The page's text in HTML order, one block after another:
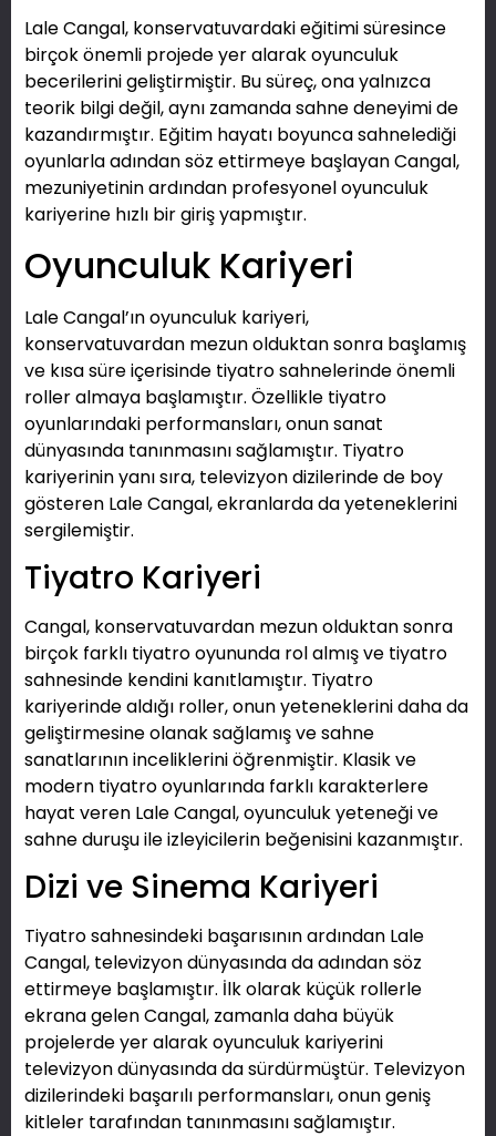
Lale Cangal, konservatuvardaki eğitimi süresince
birçok önemli projede yer alarak oyunculuk
becerilerini geliştirmiştir. Bu süreç, ona yalnızca
teorik bilgi değil, aynı zamanda sahne deneyimi de
kazandırmıştır. Eğitim hayatı boyunca sahnelediği
oyunlarla adından söz ettirmeye başlayan Cangal,
mezuniyetinin ardından profesyonel oyunculuk
kariyerine hızlı bir giriş yapmıştır.
Oyunculuk Kariyeri
Lale Cangal’ın oyunculuk kariyeri,
konservatuvardan mezun olduktan sonra başlamış
ve kısa süre içerisinde tiyatro sahnelerinde önemli
roller almaya başlamıştır. Özellikle tiyatro
oyunlarındaki performansları, onun sanat
dünyasında tanınmasını sağlamıştır. Tiyatro
kariyerinin yanı sıra, televizyon dizilerinde de boy
gösteren Lale Cangal, ekranlarda da yeteneklerini
sergilemiştir.
Tiyatro Kariyeri
Cangal, konservatuvardan mezun olduktan sonra
birçok farklı tiyatro oyununda rol almış ve tiyatro
sahnesinde kendini kanıtlamıştır. Tiyatro
kariyerinde aldığı roller, onun yeteneklerini daha da
geliştirmesine olanak sağlamış ve sahne
sanatlarının inceliklerini öğrenmiştir. Klasik ve
modern tiyatro oyunlarında farklı karakterlere
hayat veren Lale Cangal, oyunculuk yeteneği ve
sahne duruşu ile izleyicilerin beğenisini kazanmıştır.
Dizi ve Sinema Kariyeri
Tiyatro sahnesindeki başarısının ardından Lale
Cangal, televizyon dünyasında da adından söz
ettirmeye başlamıştır. İlk olarak küçük rollerle
ekrana gelen Cangal, zamanla daha büyük
projelerde yer alarak oyunculuk kariyerini
televizyon dünyasında da sürdürmüştür. Televizyon
dizilerindeki başarılı performansları, onun geniş
kitleler tarafından tanınmasını sağlamıştır.